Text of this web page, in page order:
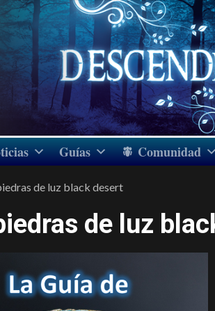
Guías Comunidad
de luz black desert
de luz